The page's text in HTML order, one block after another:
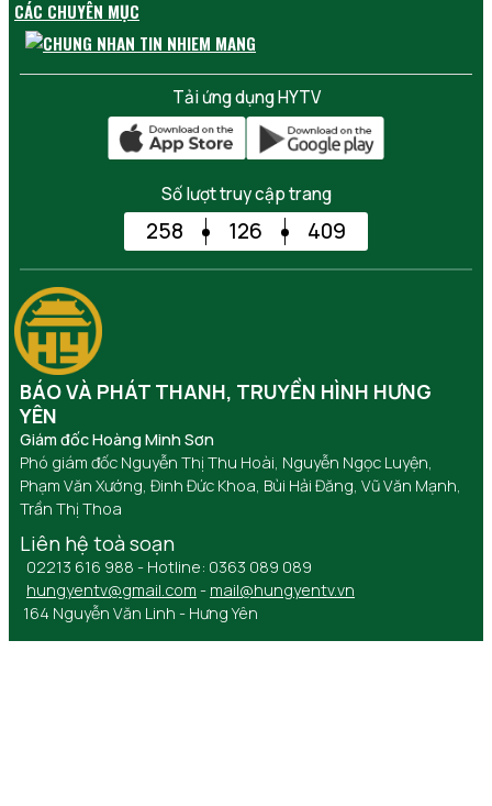
CÁC CHUYÊN MỤC
Tải ứng dụng HYTV
Số lượt truy cập trang
258 126 409
BÁO VÀ PHÁT THANH, TRUYỀN HÌNH HƯNG
YÊN
Giám đốc Hoàng Minh Sơn
Phó giám đốc Nguyễn Thị Thu Hoài, Nguyễn Ngọc Luyện,
Phạm Văn Xướng, Đinh Đức Khoa, Bùi Hải Đăng, Vũ Văn Mạnh,
Trần Thị Thoa
Liên hệ toà soạn
02213 616 988 - Hotline: 0363 089 089
hungyentv@gmail.com - mail@hungyentv.vn
164 Nguyễn Văn Linh - Hưng Yên